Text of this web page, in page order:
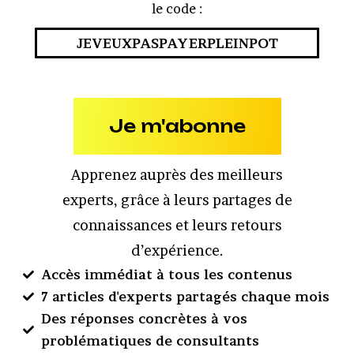
le code :
JEVEUXPASPAYERPLEINPOT
Je m'abonne
Apprenez auprès des meilleurs
experts, grâce à leurs partages de
connaissances et leurs retours
d’expérience.
Accès immédiat à tous les contenus
7 articles d'experts partagés chaque mois
Des réponses concrètes à vos
problématiques de consultants